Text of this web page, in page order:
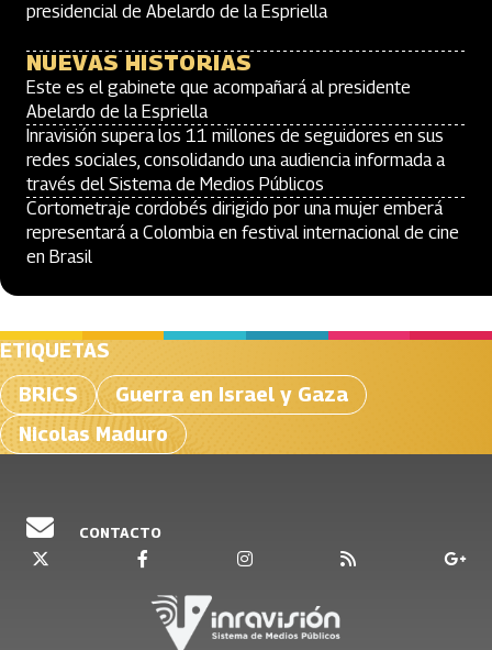
presidencial de Abelardo de la Espriella
NUEVAS HISTORIAS
Este es el gabinete que acompañará al presidente
Abelardo de la Espriella
Inravisión supera los 11 millones de seguidores en sus
redes sociales, consolidando una audiencia informada a
través del Sistema de Medios Públicos
Cortometraje cordobés dirigido por una mujer emberá
representará a Colombia en festival internacional de cine
en Brasil
ETIQUETAS
BRICS
Guerra en Israel y Gaza
Nicolas Maduro
CONTACTO